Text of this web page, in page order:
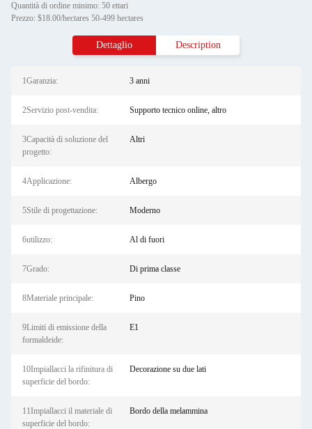
Quantità di ordine minimo: 50 ettari
Prezzo: $18.00/hectares 50-499 hectares
Dettaglio Description
1Garanzia: 3 anni
2Servizio post-vendita: Supporto tecnico online, altro
3Capacità di soluzione del
progetto:
Altri
4Applicazione: Albergo
5Stile di progettazione: Moderno
6utilizzo: Al di fuori
7Grado: Di prima classe
8Materiale principale: Pino
9Limiti di emissione della
formaldeide:
E1
10Impiallacci la rifinitura di
superficie del bordo:
Decorazione su due lati
11Impiallacci il materiale di
superficie del bordo:
Bordo della melammina